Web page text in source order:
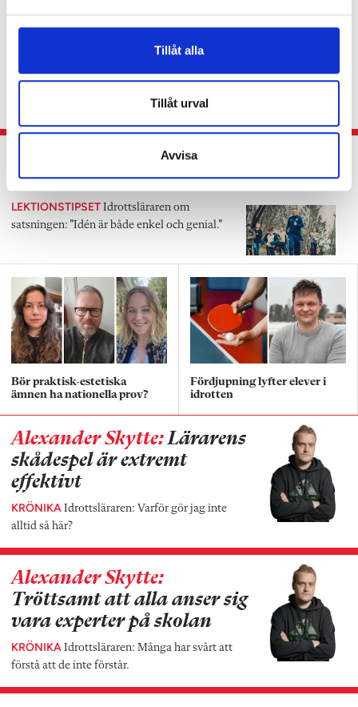
Tillåt alla
Tillåt urval
Avvisa
Eva Söderberg:I slöjd går
det inte att vakna till i
Dagliga löpturer skapar lugn och färre
konflikter
LEKTIONSTIPSET Idrottsläraren om
satsningen: ”Idén är både enkel och genial.”
Bör praktisk-estetiska
ämnen ha nationella prov?
Fördjupning lyfter elever i
idrotten
Alexander Skytte:Lärarens
skådespel är extremt
effektivt
KRÖNIKA Idrottsläraren: Varför gör jag inte
alltid så här?
Alexander Skytte:
Tröttsamt att alla anser sig
vara experter på skolan
KRÖNIKA Idrottsläraren: Många har svårt att
förstå att de inte förstår.